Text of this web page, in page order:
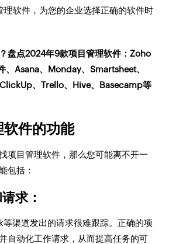
理软件，为您的企业选择正确的软件时
盘点2024年9款项目管理软件：Zoho
、Asana、Monday、Smartsheet、
、Trello、Hive、Basecamp等
软件的功能
项目管理软件，那么您可能离不开一
包括：
求：
渠道发出的请求很难跟踪。正确的项
自动化工作请求，从而提高任务的可